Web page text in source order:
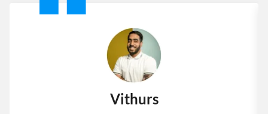
Vithurs